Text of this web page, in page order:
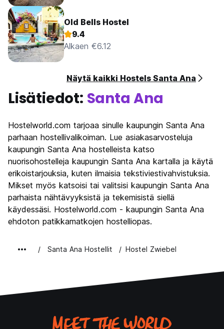
Old Bells Hostel
9.4
Alkaen €6.12
Näytä kaikki Hostels Santa Ana
Lisätiedot: Santa Ana
Hostelworld.com tarjoaa sinulle kaupungin Santa Ana
parhaan hostellivalikoiman. Lue asiakasarvosteluja
kaupungin Santa Ana hostelleista katso
nuorisohostelleja kaupungin Santa Ana kartalla ja käytä
erikoistarjouksia, kuten ilmaisia tekstiviestivahvistuksia.
Mikset myös katsoisi tai valitsisi kaupungin Santa Ana
parhaista nähtävyyksistä ja tekemisistä siellä
käydessäsi. Hostelworld.com - kaupungin Santa Ana
ehdoton patikkamatkojen hostelliopas.
Santa Ana Hostellit Hostel Zwiebel